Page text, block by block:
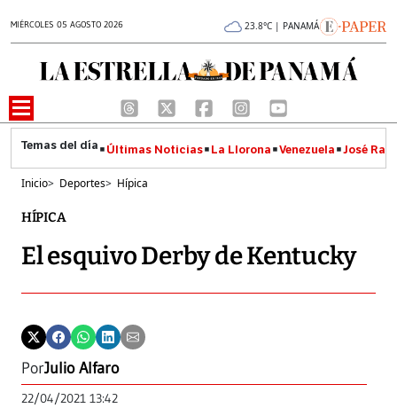
MIÉRCOLES 05 AGOSTO 2026 23.8°C | PANAMÁ
Últimas Noticias La Llorona Venezuela José
Inicio> Deportes> Hípica
HÍPICA
El esquivo Derby de Kentucky
PorJulio Alfaro
22/04/2021 13:42